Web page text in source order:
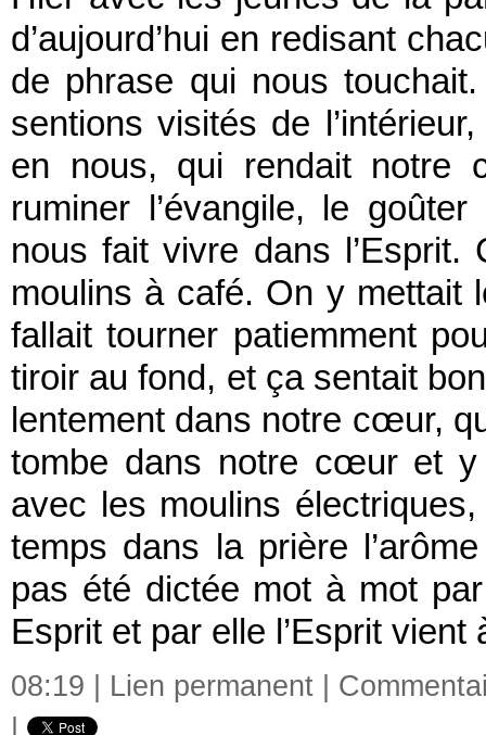
d’aujourd’hui en redisant
de phrase qui nous
sentions visités de
en nous, qui rendait notre
ruminer l’évangile, le
nous fait vivre dans
moulins à café. On y mettait
fallait tourner patiemment
tiroir au fond, et ça sentait
lentement dans notre cœur,
tombe dans notre cœur et
avec les moulins
temps dans la prière
pas été dictée mot à mot
Esprit et par elle l’Esprit vient
08:19 | Lien permanent